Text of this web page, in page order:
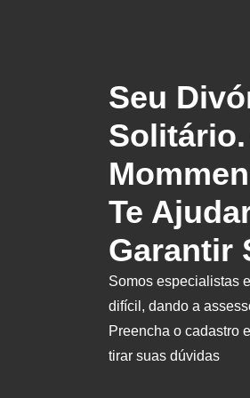
Seu
Te
Garantir
Somos especialistas
difícil, dando a
Preencha o cadastro
tirar suas dúvidas